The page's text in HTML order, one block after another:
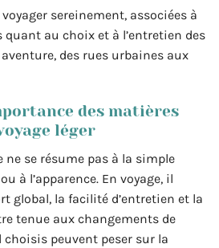
sereinement, associées à
au choix et à l’entretien des
des rues urbaines aux
des matières
léger
ne se résume pas à la simple
à l’apparence. En voyage, il
global, la facilité d’entretien et la
tenue aux changements de
peuvent peser sur la